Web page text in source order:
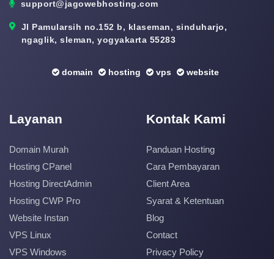
support@jagowebhosting.com
Jl Pamularsih no.152 b, klaseman, sinduharjo,
ngaglik, sleman, yogyakarta 55283
domain hosting vps website
Layanan
Domain Murah
Hosting CPanel
Hosting DirectAdmin
Hosting CWP Pro
Website Instan
VPS Linux
VPS Windows
Kontak Kami
Panduan Hosting
Cara Pembayaran
Client Area
Syarat & Ketentuan
Blog
Contact
Privacy Policy